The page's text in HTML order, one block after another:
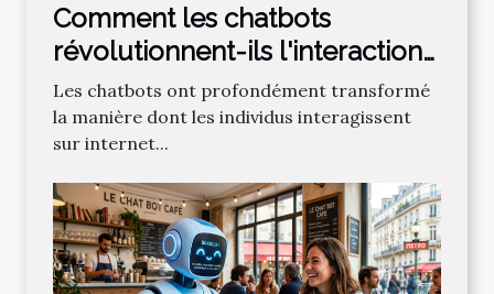
Comment les chatbots
révolutionnent-ils l'interaction
en ligne ?
Les chatbots ont profondément transformé
la manière dont les individus interagissent
sur internet...